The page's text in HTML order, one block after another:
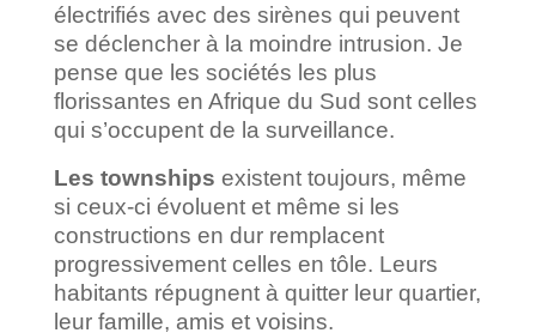
électrifiés avec des sirènes qui peuvent
se déclencher à la moindre intrusion. Je
pense que les sociétés les plus
florissantes en Afrique du Sud sont celles
qui s’occupent de la surveillance.
Les townships existent toujours, même
si ceux-ci évoluent et même si les
constructions en dur remplacent
progressivement celles en tôle. Leurs
habitants répugnent à quitter leur quartier,
leur famille, amis et voisins.